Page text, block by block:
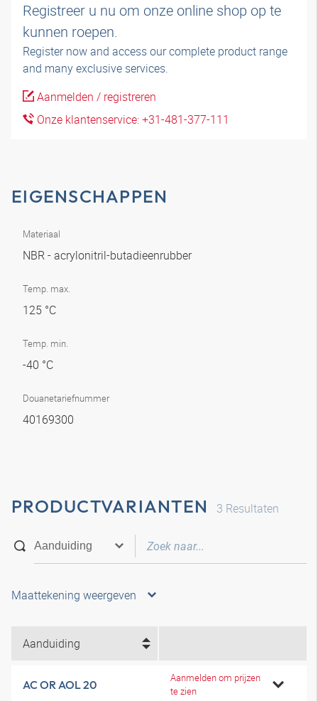
Registreer u nu om onze online shop op te
kunnen roepen.
Register now and access our complete product range
and many exclusive services.
Aanmelden / registreren
Onze klantenservice: +31-481-377-111
EIGENSCHAPPEN
Materiaal
NBR - acrylonitril-butadieenrubber
Temp. max.
125 °C
Temp. min.
-40 °C
Douanetariefnummer
40169300
PRODUCTVARIANTEN 3 Resultaten
Maattekening weergeven
Aanduiding
AC OR AOL 20
Aanmelden om prijzen
te zien